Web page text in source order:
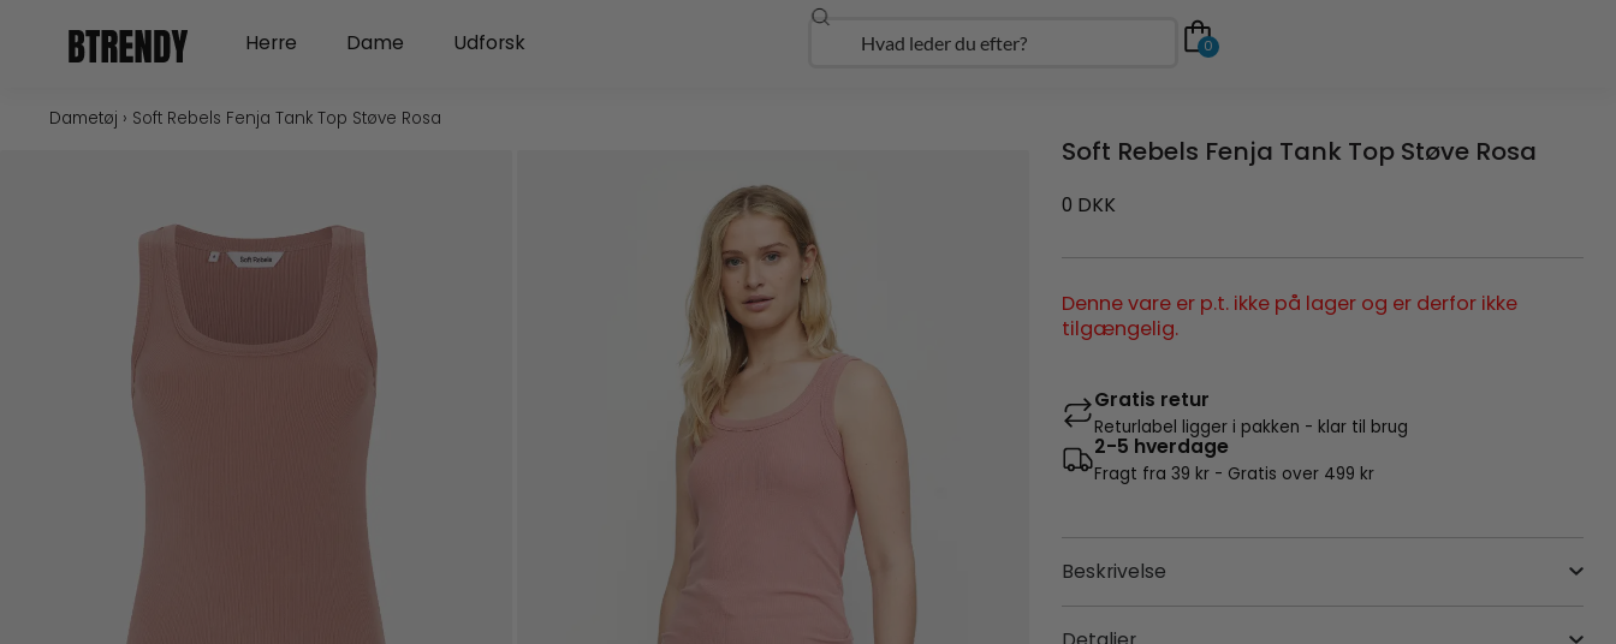
Herre Open Herre
Dame Open Dame
Udforsk Søg 0
Dametøj › Soft Rebels Fenja Tank Top Støve Rosa
Soft Rebels Fenja Tank Top Støve Rosa
0 DKK
Denne vare er p.t. ikke på lager og er derfor ikke
tilgængelig.
Gratis retur
Returlabel ligger i pakken - klar til brug
2-5 hverdage
Fragt fra 39 kr - Gratis over 499 kr
Beskrivelse